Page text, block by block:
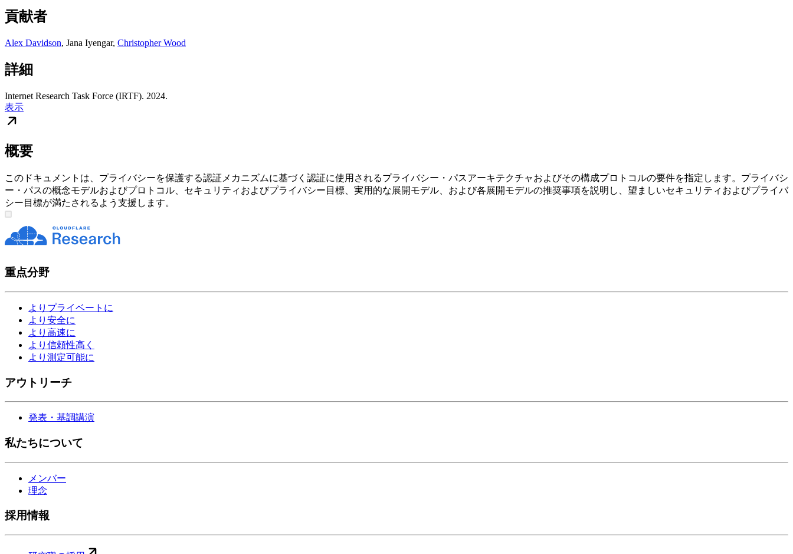
貢献者
Alex Davidson, Jana Iyengar, Christopher Wood
詳細
Internet Research Task Force (IRTF). 2024.
表示
概要
このドキュメントは、プライバシーを保護する認証メカニズムに基づく認証に使用されるプライバシー・パスアーキテクチャおよびその構成プロトコルの要件を指定します。プライバシ
ー・パスの概念モデルおよびプロトコル、セキュリティおよびプライバシー目標、実用的な展開モデル、および各展開モデルの推奨事項を説明し、望ましいセキュリティおよびプライバ
シー目標が満たされるよう支援します。
重点分野
よりプライベートに
より安全に
より高速に
より信頼性高く
より測定可能に
アウトリーチ
発表・基調講演
私たちについて
メンバー
理念
採用情報